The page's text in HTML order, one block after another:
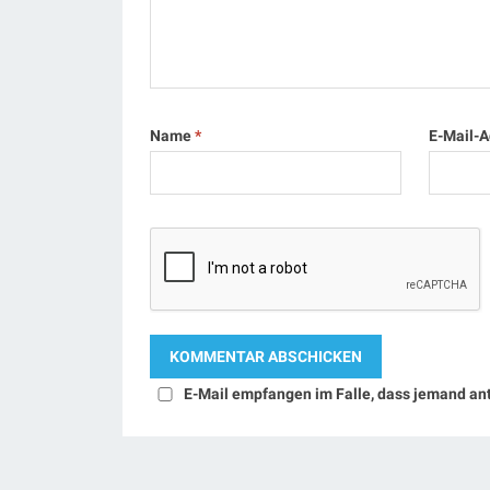
Name* E-Mail-
E-Mail empfangen im Falle, dass jemand